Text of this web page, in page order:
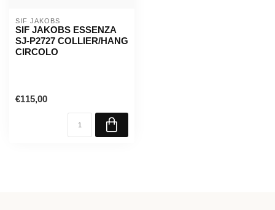
SIF JAKOBS
SIF JAKOBS ESSENZA
SJ-P2727 COLLIER/HANG
CIRCOLO
€115,00